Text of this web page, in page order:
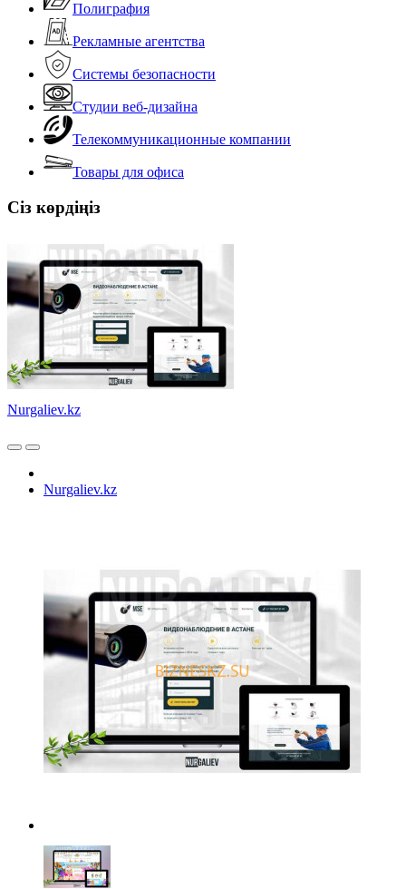
Полиграфия
Рекламные агентства
Системы безопасности
Студии веб-дизайна
Телекоммуникационные компании
Товары для офиса
Сіз көрдіңіз
Nurgaliev.kz
Nurgaliev.kz